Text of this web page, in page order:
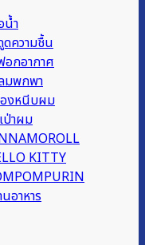
น้ำ
ดความชื้น
อกอากาศ
มพกพา
องหนีบผม
ป่าผม
KITTY
อาหาร